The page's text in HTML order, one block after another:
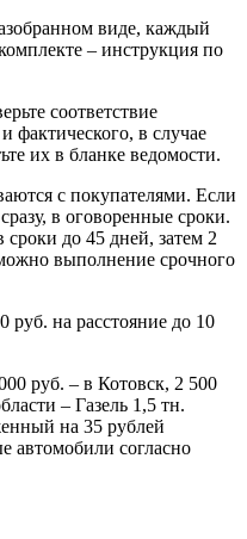
виде, каждый
– инструкция по
соответствие
фактического, в случае
их в бланке ведомости.
с покупателями. Если
в оговоренные сроки.
сроки до 45 дней, затем 2
выполнение срочного
руб. на расстояние до 10
руб. – в Котовск, 2 500
– Газель 1,5 тн.
на 35 рублей
автомобили согласно